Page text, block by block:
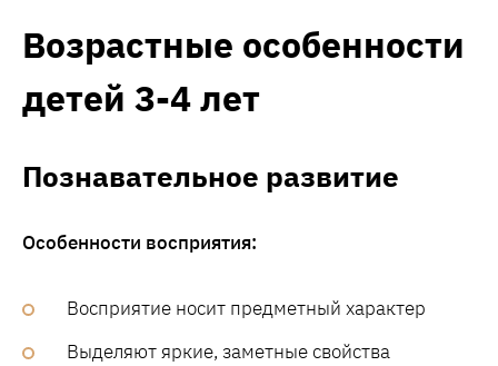
Возрастные особенности
детей 3-4 лет
Познавательное развитие
Особенности восприятия:
Восприятие носит предметный характер
Выделяют яркие, заметные свойства